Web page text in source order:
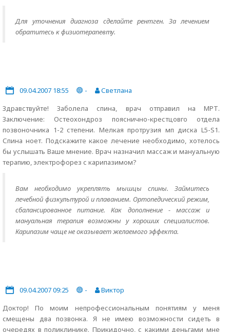
Для уточнения диагноза сделайте рентген. За лечением
обратитесь к физиотерапевту.
09.04.2007 18:55 -
Светлана
Здравствуйте! Заболела спина, врач отправил на МРТ.
Заключение: Остеохондроз пояснично-крестцовго отдела
позвоночника 1-2 степени. Мелкая протрузия мп диска L5-S1.
Спина ноет. Подскажите какое лечение необходимо, хотелось
бы услышать Ваше мнение. Врач назначил массаж и мануальную
терапию, электрофорез с карипазимом?
Вам необходимо укреплять мышцы спины. Займитесь
лечебной физкультурой и плаванием. Ортопедический режим,
сбалансированное питание. Как дополнение - массаж и
мануальная терапия возможны у хороших специалистов.
Карипазим чаще не оказывает желаемого эффекта.
09.04.2007 09:25 -
Виктор
Доктор! По моим непрофессиональным понятиям у меня
смещены два позвонка. Я не имею возможности сидеть в
очередях в поликлинике. Прикидочно, с какими деньгами мне